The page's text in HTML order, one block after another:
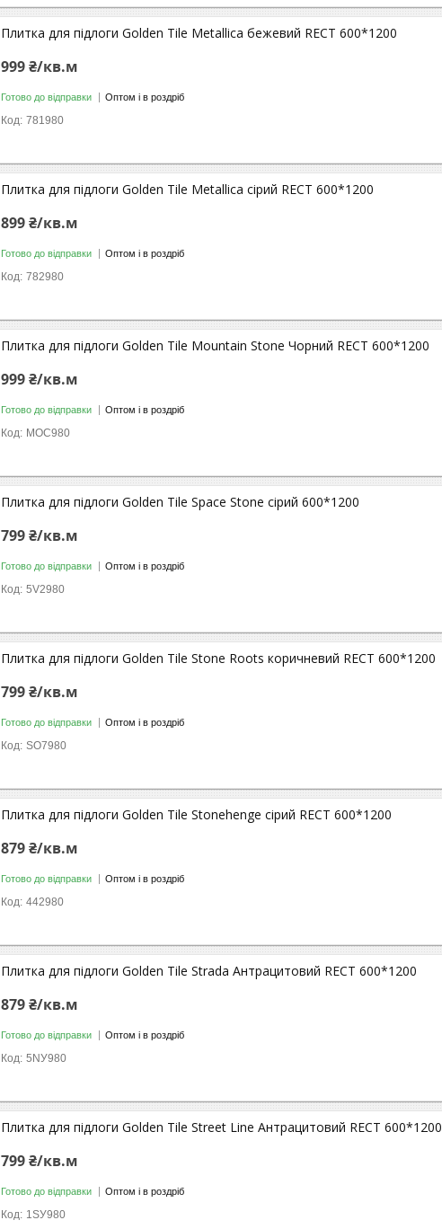
Плитка для підлоги Golden Tile Metallica бежевий RECT 600*1200
999 ₴/кв.м
Готово до відправки Оптом і в роздріб
781980
Плитка для підлоги Golden Tile Metallica сірий RECT 600*1200
899 ₴/кв.м
Готово до відправки Оптом і в роздріб
782980
Плитка для підлоги Golden Tile Mountain Stone Чорний RECT 600*1200
999 ₴/кв.м
Готово до відправки Оптом і в роздріб
MOС980
Плитка для підлоги Golden Tile Space Stone сірий 600*1200
799 ₴/кв.м
Готово до відправки Оптом і в роздріб
5V2980
Плитка для підлоги Golden Tile Stone Roots коричневий RECT 600*1200
799 ₴/кв.м
Готово до відправки Оптом і в роздріб
SO7980
Плитка для підлоги Golden Tile Stonehenge сірий RECT 600*1200
879 ₴/кв.м
Готово до відправки Оптом і в роздріб
442980
Плитка для підлоги Golden Tile Strada Антрацитовий RECT 600*1200
879 ₴/кв.м
Готово до відправки Оптом і в роздріб
5NУ980
Плитка для підлоги Golden Tile Street Line Антрацитовий RECT 600*1200
799 ₴/кв.м
Готово до відправки Оптом і в роздріб
1SУ980